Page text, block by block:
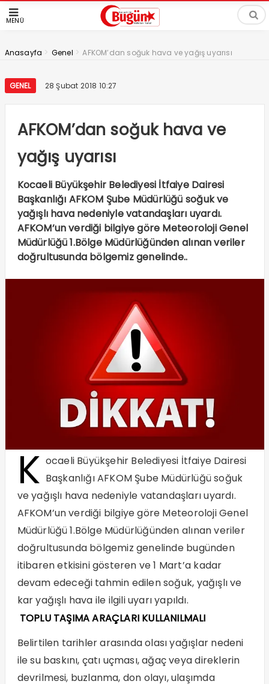
MENÜ
Anasayfa > Genel >AFKOM’dan soğuk hava ve yağış uyarısı
GENEL 28 Şubat 2018 10:27
AFKOM’dan soğuk hava ve
yağış uyarısı
Kocaeli Büyükşehir Belediyesi İtfaiye Dairesi
Başkanlığı AFKOM Şube Müdürlüğü soğuk ve
yağışlı hava nedeniyle vatandaşları uyardı.
AFKOM’un verdiği bilgiye göre Meteoroloji Genel
Müdürlüğü 1.Bölge Müdürlüğünden alınan veriler
doğrultusunda bölgemiz genelinde..
K ocaeli Büyükşehir Belediyesi İtfaiye Dairesi
Başkanlığı AFKOM Şube Müdürlüğü soğuk
ve yağışlı hava nedeniyle vatandaşları uyardı.
AFKOM’un verdiği bilgiye göre Meteoroloji Genel
Müdürlüğü 1.Bölge Müdürlüğünden alınan veriler
doğrultusunda bölgemiz genelinde bugünden
itibaren etkisini gösteren ve 1 Mart’a kadar
devam edeceği tahmin edilen soğuk, yağışlı ve
kar yağışlı hava ile ilgili uyarı yapıldı.
TOPLU TAŞIMA ARAÇLARI KULLANILMALI
Belirtilen tarihler arasında olası yağışlar nedeni
ile su baskını, çatı uçması, ağaç veya direklerin
devrilmesi, buzlanma, don olayı, ulaşımda